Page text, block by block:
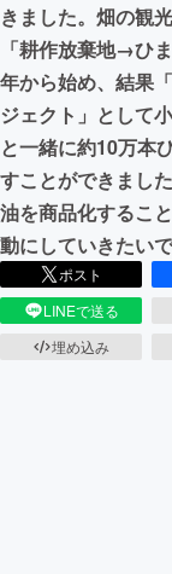
きました。畑の観
「耕作放棄地→ひ
年から始め、結果
ジェクト」として
と一緒に約10万本
すことができまし
油を商品化するこ
動にしていきたいで
ポスト
LINEで送る
埋め込み